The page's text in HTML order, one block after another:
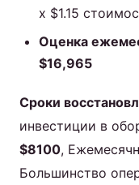
x $1.15
Оценка
$16,965
Сроки
инвестиции в
$8100,
Большинство